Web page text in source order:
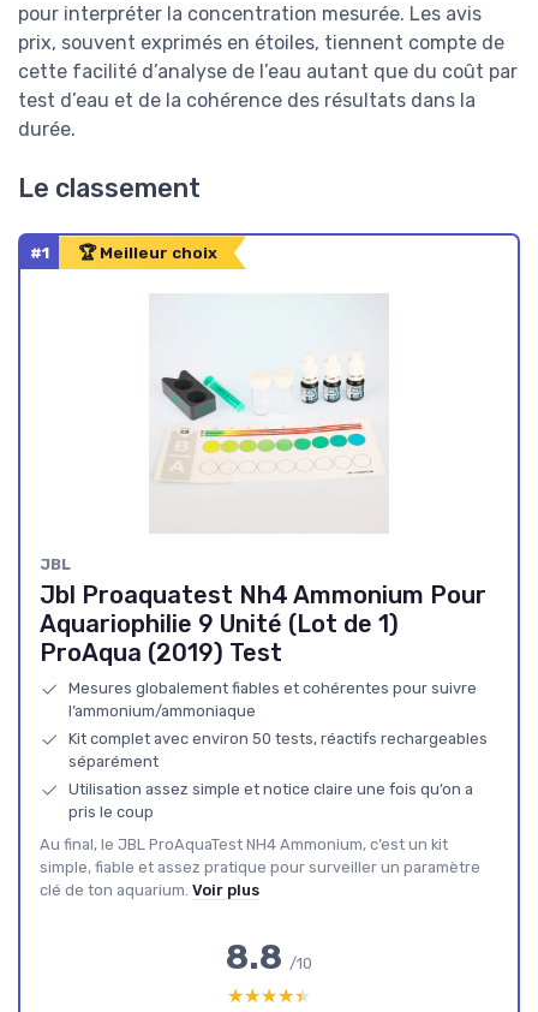
pour interpréter la concentration mesurée. Les avis
prix, souvent exprimés en étoiles, tiennent compte de
cette facilité d’analyse de l’eau autant que du coût par
test d’eau et de la cohérence des résultats dans la
durée.
Le classement
#1 🏆 Meilleur choix
JBL
Jbl Proaquatest Nh4 Ammonium Pour
Aquariophilie 9 Unité (Lot de 1)
ProAqua (2019) Test
Mesures globalement fiables et cohérentes pour suivre
l’ammonium/ammoniaque
Kit complet avec environ 50 tests, réactifs rechargeables
séparément
Utilisation assez simple et notice claire une fois qu’on a
pris le coup
Au final, le JBL ProAquaTest NH4 Ammonium, c’est un kit
simple, fiable et assez pratique pour surveiller un paramètre
clé de ton aquarium. Voir plus
8.8 /10
★★★★★
★★★★★